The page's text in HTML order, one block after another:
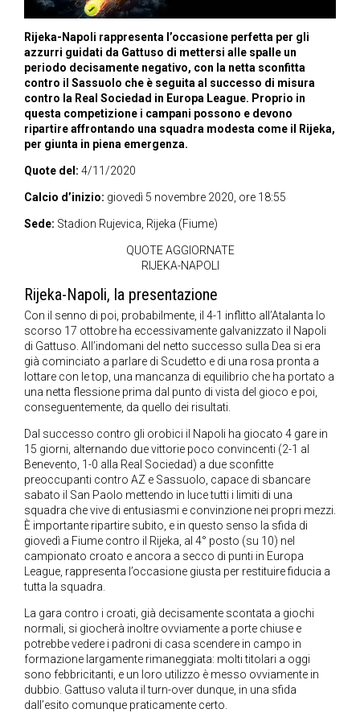
Rijeka-Napoli rappresenta l’occasione perfetta per gli
azzurri guidati da Gattuso di mettersi alle spalle un
periodo decisamente negativo, con la netta sconfitta
contro il Sassuolo che è seguita al successo di misura
contro la Real Sociedad in Europa League. Proprio in
questa competizione i campani possono e devono
ripartire affrontando una squadra modesta come il Rijeka,
per giunta in piena emergenza.
Quote del: 4/11/2020
Calcio d’inizio: giovedì 5 novembre 2020, ore 18:55
Sede: Stadion Rujevica, Rijeka (Fiume)
QUOTE AGGIORNATE
RIJEKA-NAPOLI
Rijeka-Napoli, la presentazione
Con il senno di poi, probabilmente, il 4-1 inflitto all’Atalanta lo
scorso 17 ottobre ha eccessivamente galvanizzato il Napoli
di Gattuso. All’indomani del netto successo sulla Dea si era
già cominciato a parlare di Scudetto e di una rosa pronta a
lottare con le top, una mancanza di equilibrio che ha portato a
una netta flessione prima dal punto di vista del gioco e poi,
conseguentemente, da quello dei risultati.
Dal successo contro gli orobici il Napoli ha giocato 4 gare in
15 giorni, alternando due vittorie poco convincenti (2-1 al
Benevento, 1-0 alla Real Sociedad) a due sconfitte
preoccupanti contro AZ e Sassuolo, capace di sbancare
sabato il San Paolo mettendo in luce tutti i limiti di una
squadra che vive di entusiasmi e convinzione nei propri mezzi.
È importante ripartire subito, e in questo senso la sfida di
giovedì a Fiume contro il Rijeka, al 4° posto (su 10) nel
campionato croato e ancora a secco di punti in Europa
League, rappresenta l’occasione giusta per restituire fiducia a
tutta la squadra.
La gara contro i croati, già decisamente scontata a giochi
normali, si giocherà inoltre ovviamente a porte chiuse e
potrebbe vedere i padroni di casa scendere in campo in
formazione largamente rimaneggiata: molti titolari a oggi
sono febbricitanti, e un loro utilizzo è messo ovviamente in
dubbio. Gattuso valuta il turn-over dunque, in una sfida
dall’esito comunque praticamente certo.